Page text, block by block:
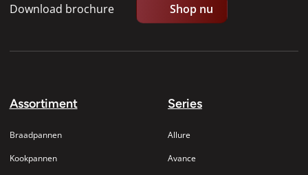
Download brochure Shop nu
Assortiment
Braadpannen
Kookpannen
Series
Allure
Avance